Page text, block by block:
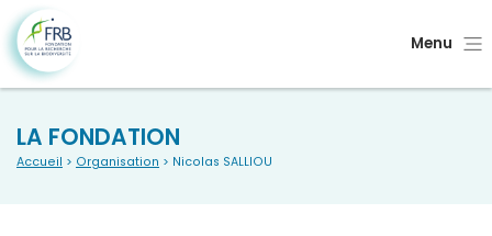
Menu
LA FONDATION
Accueil > Organisation > Nicolas SALLIOU